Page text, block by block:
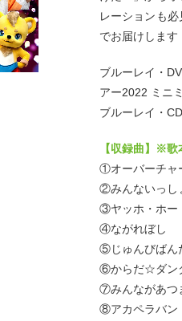
レーションも
でお届けします
ブルーレイ・
アー2022 ミニ
ブルーレイ・
【収録曲】※歌
①オーバーチャ
②みんないっし
③ヤッホ・ホー
④ながれぼし
⑤じゅんびばん
⑥からだ☆ダン
⑦みんながあつ
⑧アカペラバン